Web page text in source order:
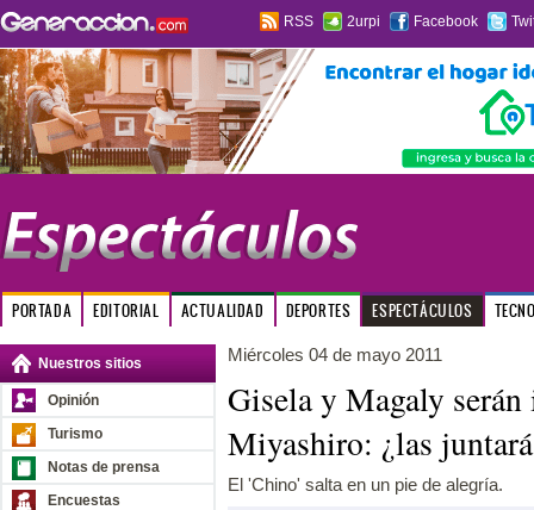
RSS 2urpi Facebook
PORTADA EDITORIAL ACTUALIDAD DEPORTES ESPECTÁCULOS
Nuestros sitios
Opinión
Turismo
Notas de prensa
Encuestas
Miércoles 04 de mayo 2011
Gisela y Magaly
Miyashiro: ¿las
El 'Chino' salta en un pie de alegría.